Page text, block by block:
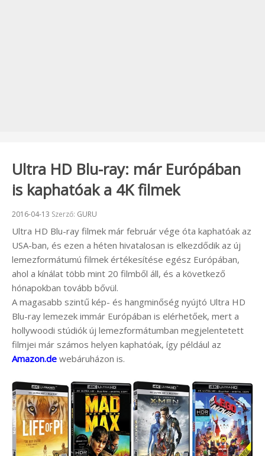
Ultra HD Blu-ray: már Európában
is kaphatóak a 4K filmek
Beküldve:
2016-04-13 Szerző: GURU
Ultra HD Blu-ray filmek már február vége óta kaphatóak az
USA-ban, és ezen a héten hivatalosan is elkezdődik az új
lemezformátumú filmek értékesítése egész Európában,
ahol a kínálat több mint 20 filmből áll, és a következő
hónapokban tovább bővül.
A magasabb szintű kép- és hangminőség nyújtó Ultra HD
Blu-ray lemezek immár Európában is elérhetőek, mert a
hollywoodi stúdiók új lemezformátumban megjelentetett
filmjei már számos helyen kaphatóak, így például az
Amazon.de webáruházon is.